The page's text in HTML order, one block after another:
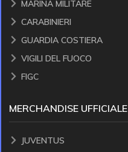
MARINA MILITARE
CARABINIERI
GUARDIA COSTIERA
VIGILI DEL FUOCO
FIGC
MERCHANDISE UFFICIALE
JUVENTUS